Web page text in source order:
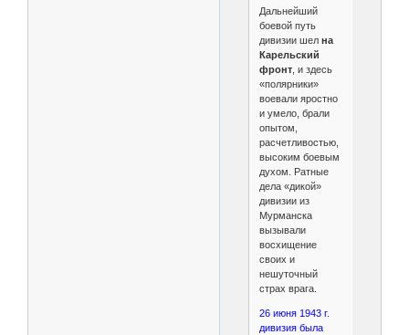
Дальнейший
боевой путь
дивизии шел на
Карельский
фронт, и здесь
«полярники»
воевали яростно
и умело, брали
опытом,
расчетливостью,
высоким боевым
духом. Ратные
дела «дикой»
дивизии из
Мурманска
вызывали
восхищение
своих и
нешуточный
страх врага.
26 июня 1943 г.
дивизия была